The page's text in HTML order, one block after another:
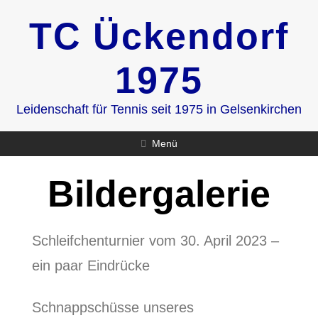
TC Ückendorf
1975
Leidenschaft für Tennis seit 1975 in Gelsenkirchen
Menü
Bildergalerie
Schleifchenturnier vom 30. April 2023 –
ein paar Eindrücke
Schnappschüsse unseres